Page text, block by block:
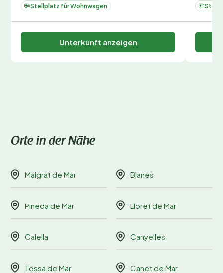
Stellplatz für Wohnwagen
Unterkunft anzeigen
Orte in der Nähe
Malgrat de Mar Blanes
Pineda de Mar Lloret de Mar
Calella Canyelles
Tossa de Mar Canet de Mar